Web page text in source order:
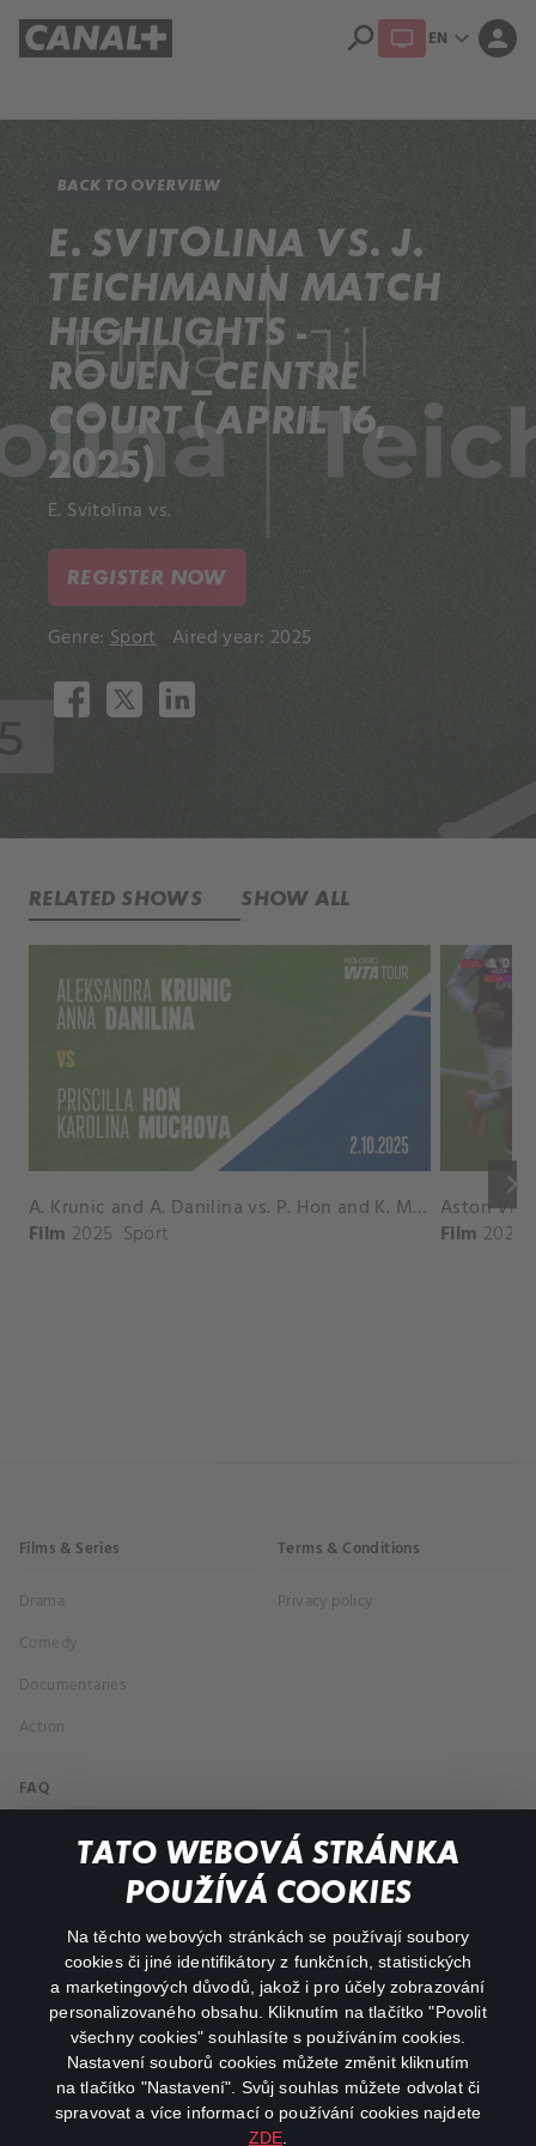
TATO WEBOVÁ STRÁNKA
POUŽÍVÁ COOKIES
Na těchto webových stránkách se používají soubory
cookies či jiné identifikátory z funkčních, statistických
a marketingových důvodů, jakož i pro účely zobrazování
personalizovaného obsahu. Kliknutím na tlačítko "Povolit
všechny cookies" souhlasíte s používáním cookies.
Nastavení souborů cookies můžete změnit kliknutím
na tlačítko "Nastavení". Svůj souhlas můžete odvolat či
spravovat a více informací o používání cookies najdete
ZDE
search EN expand_more person
BACK TO OVERVIEW
E. SVITOLINA VS. J.
TEICHMANN MATCH
HIGHLIGHTS -
ROUEN_CENTRE
COURT ( APRIL 16,
2025)
E. Svitolina vs.
REGISTER NOW
Genre: Sport Aired year: 2025
RELATED SHOWS SHOW ALL
keyboard_arrow_right
A. Krunic and A. Danilina vs. P. Hon and K. Muchova Match Highlights - BEIJING_Capital Group Diamond ( October 02, 2025)
Film 2025 Sport Film 2026
Films & Series
Drama
Comedy
Documentaries
Action
Terms & Conditions
Privacy policy
FAQ
My profile
facebookinstagram
youtube